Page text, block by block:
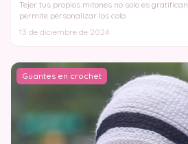
Tejer tus propios mitones no solo es
permite personalizar los colo
13 de diciembre de 2024
Guantes en crochet